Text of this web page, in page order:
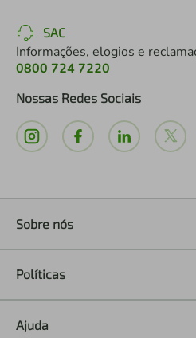
SAC
Informações, elogios e
0800 724 7220
Nossas Redes Sociais
Sobre nós
Políticas
Ajuda